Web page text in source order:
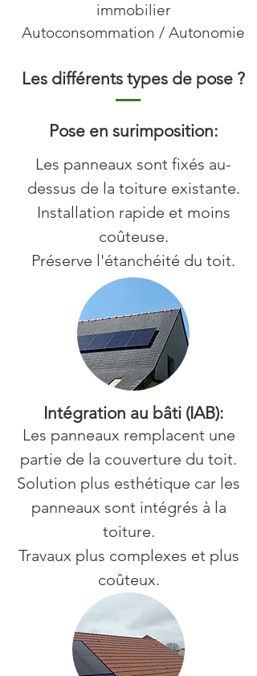
immobilier
Autoconsommation / Autonomie
Les différents types de pose ?
Pose en surimposition:
Les panneaux sont fixés au-
dessus de la toiture existante.
Installation rapide et moins
coûteuse.
Préserve l'étanchéité du toit.
Intégration au bâti (IAB):
Les panneaux remplacent une
partie de la couverture du toit.
Solution plus esthétique car les
panneaux sont intégrés à la
toiture.
Travaux plus complexes et plus
coûteux.